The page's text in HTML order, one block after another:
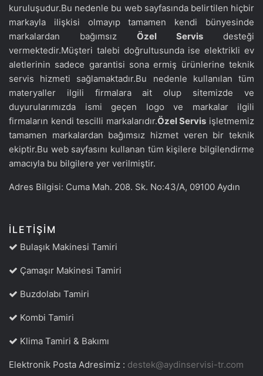
kuruluşudur.Bu nedenle bu web sayfasında belirtilen hiçbir
markayla ilişkisi olmayıp tamamen kendi bünyesinde
markalardan bağımsız Özel Servis desteği
vermektedir.Müşteri talebi doğrultusunda ise elektrikli ev
aletlerinin sadece garantisi sona ermiş ürünlerine teknik
servis hizmeti sağlamaktadır.Bu nedenle kullanılan tüm
materyaller ilgili firmalara ait olup sitemizde ve
duyurularımızda ismi geçen logo ve markalar ilgili
firmaların kendi tescilli markalarıdır.Özel Servis işletmemiz
tamamen markalardan bağımsız hizmet veren bir teknik
ekiptir.Bu web sayfasını kullanan tüm kişilere bilgilendirme
amacıyla bu bilgilere yer verilmiştir.
Adres Bilgisi: Cuma Mah. 208. Sk. No:43/A, 09100 Aydın
İLETIŞIM
Bulaşık Makinesi Tamiri
Çamaşır Makinesi Tamiri
Buzdolabı Tamiri
Kombi Tamiri
Klima Tamiri & Bakımı
Elektronik Posta Adresimiz : destek@aydinservisi-tr.com